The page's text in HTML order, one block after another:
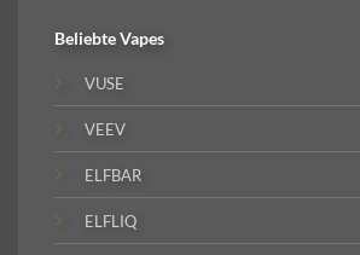
BeliebteVapes
VUSE
VEEV
ELFBAR
ELFLIQ